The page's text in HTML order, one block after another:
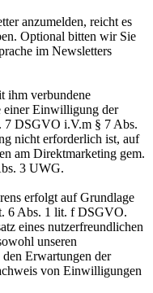
anzumelden, reicht es
Optional bitten wir Sie
im Newsletters
ihm verbundene
einer Einwilligung der
7 DSGVO i.V.m § 7 Abs.
nicht erforderlich ist, auf
am Direktmarketing gem.
3 UWG.
erfolgt auf Grundlage
6 Abs. 1 lit. f DSGVO.
eines nutzerfreundlichen
unseren
den Erwartungen der
von Einwilligungen